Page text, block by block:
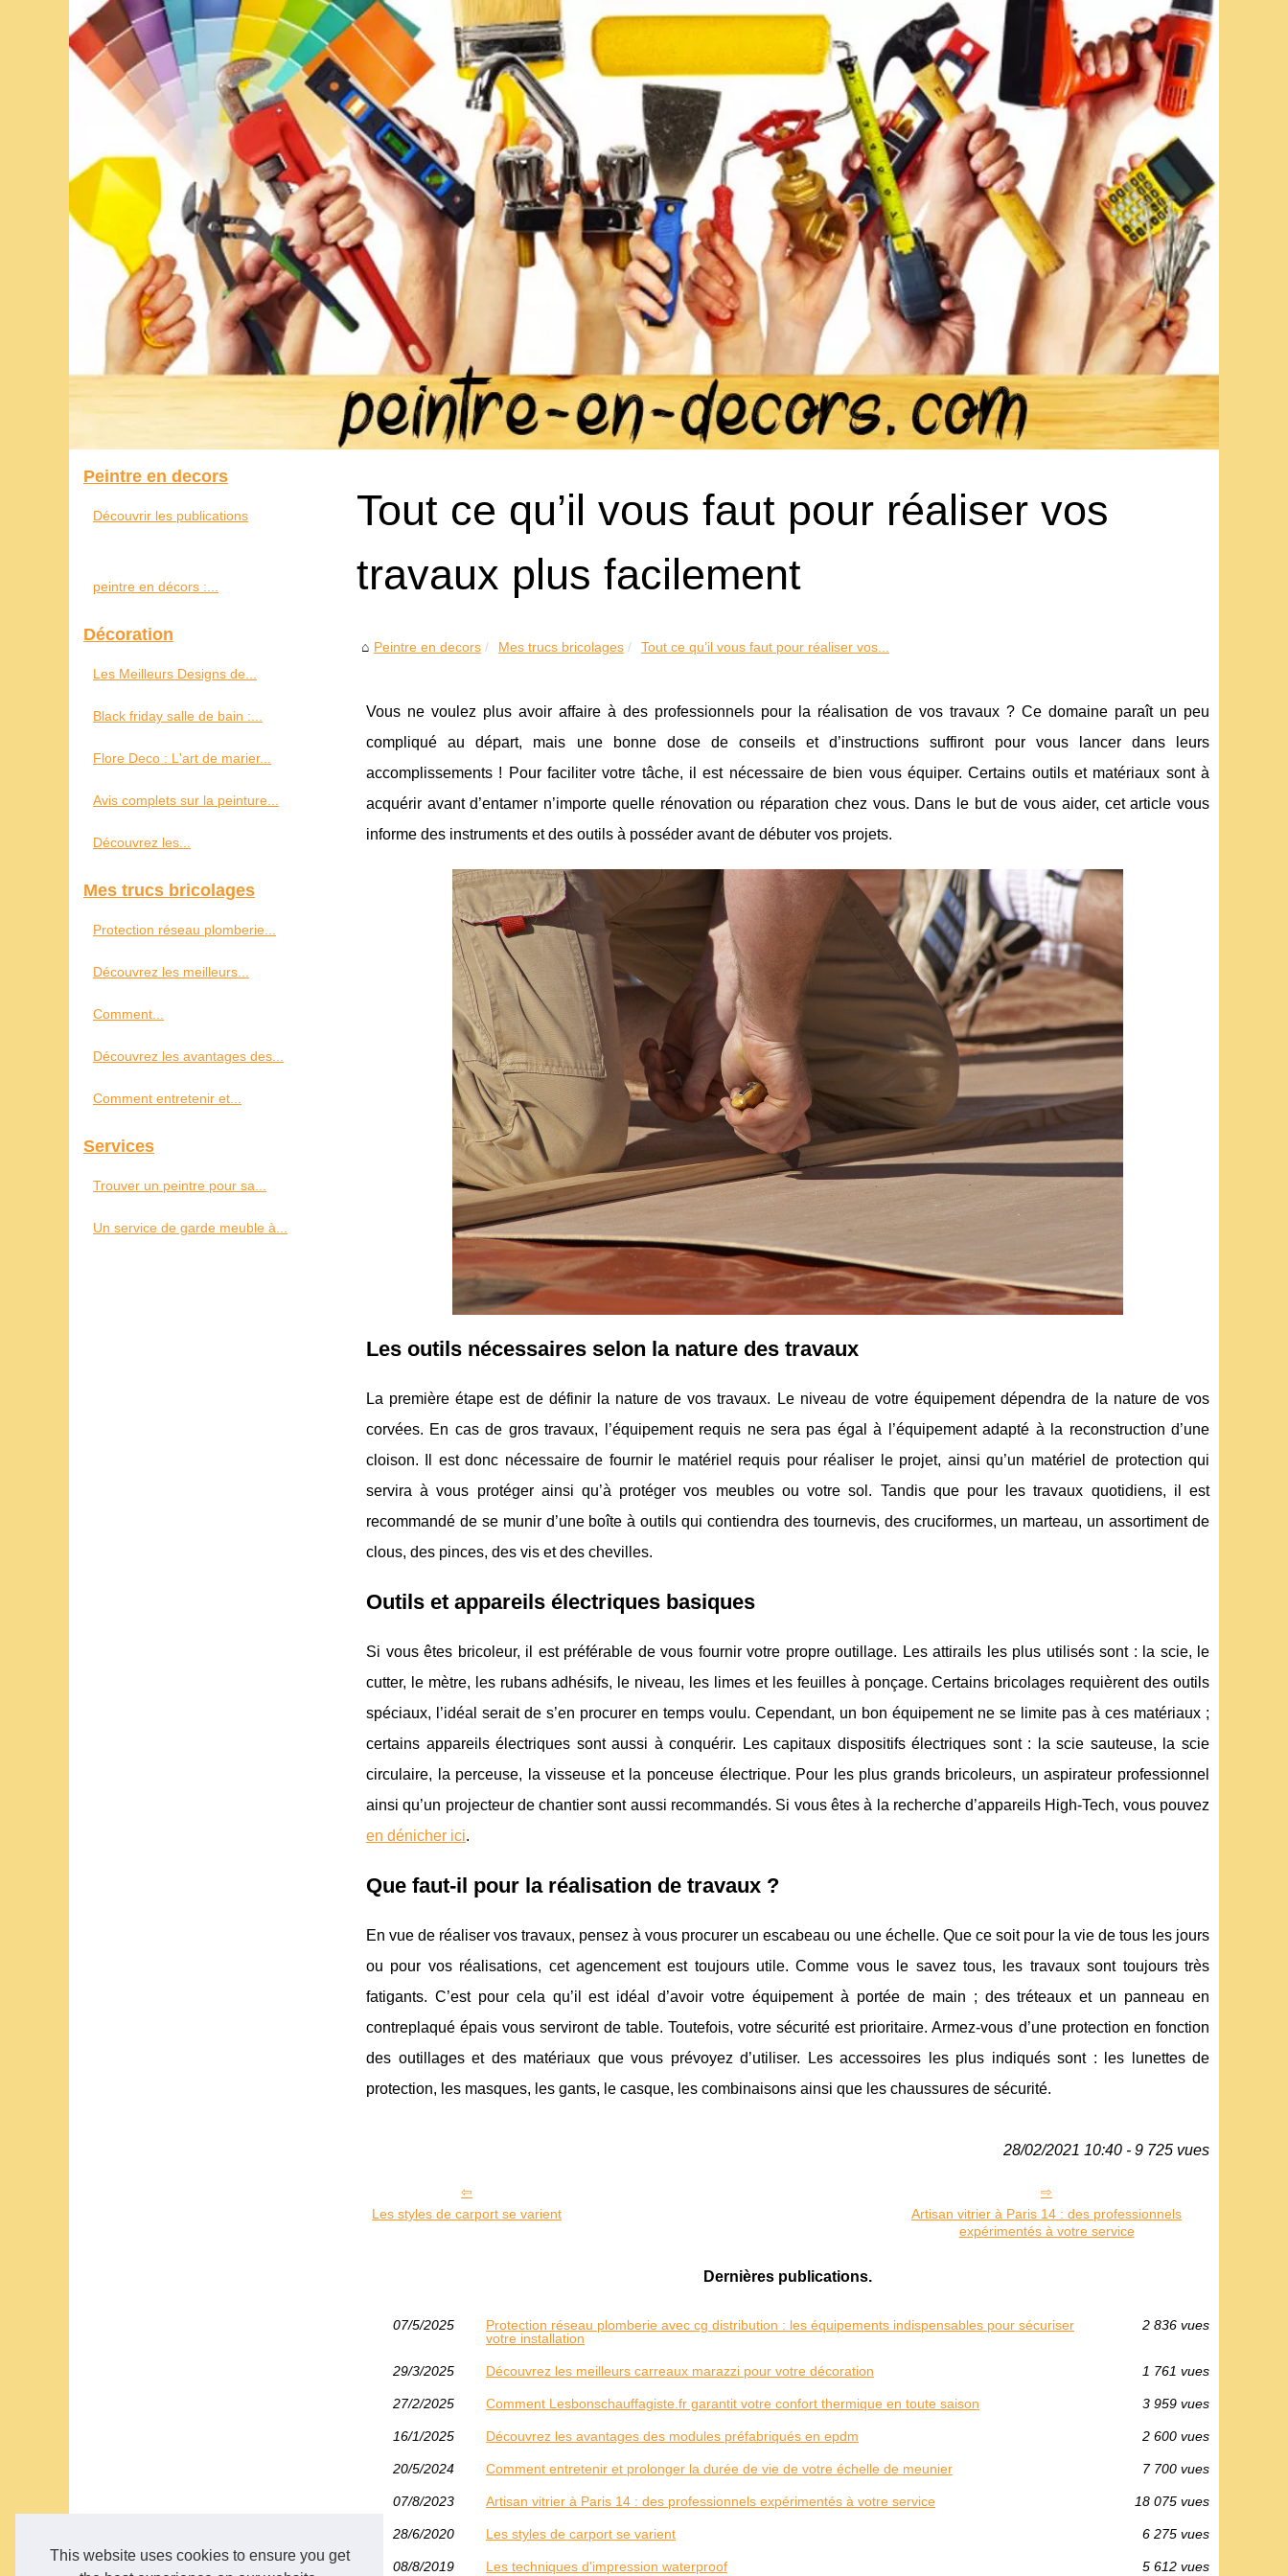
This website uses cookies to ensure you get
Tout ce qu’il vous faut pour réaliser vos
travaux plus facilement
Peintre en decors Mes trucs bricolages Tout ce qu’il vous faut pour réaliser vos...
Vous ne voulez plus avoir affaire à des professionnels pour la réalisation de vos travaux ? Ce domaine paraît un peu
compliqué au départ, mais une bonne dose de conseils et d’instructions suffiront pour vous lancer dans leurs
accomplissements ! Pour faciliter votre tâche, il est nécessaire de bien vous équiper. Certains outils et matériaux sont à
acquérir avant d’entamer n’importe quelle rénovation ou réparation chez vous. Dans le but de vous aider, cet article vous
informe des instruments et des outils à posséder avant de débuter vos projets.
Les outils nécessaires selon la nature des travaux
La première étape est de définir la nature de vos travaux. Le niveau de votre équipement dépendra de la nature de vos
corvées. En cas de gros travaux, l’équipement requis ne sera pas égal à l’équipement adapté à la reconstruction d’une
cloison. Il est donc nécessaire de fournir le matériel requis pour réaliser le projet, ainsi qu’un matériel de protection qui
servira à vous protéger ainsi qu’à protéger vos meubles ou votre sol. Tandis que pour les travaux quotidiens, il est
recommandé de se munir d’une boîte à outils qui contiendra des tournevis, des cruciformes, un marteau, un assortiment de
clous, des pinces, des vis et des chevilles.
Outils et appareils électriques basiques
Si vous êtes bricoleur, il est préférable de vous fournir votre propre outillage. Les attirails les plus utilisés sont : la scie, le
cutter, le mètre, les rubans adhésifs, le niveau, les limes et les feuilles à ponçage. Certains bricolages requièrent des outils
spéciaux, l’idéal serait de s’en procurer en temps voulu. Cependant, un bon équipement ne se limite pas à ces matériaux ;
certains appareils électriques sont aussi à conquérir. Les capitaux dispositifs électriques sont : la scie sauteuse, la scie
circulaire, la perceuse, la visseuse et la ponceuse électrique. Pour les plus grands bricoleurs, un aspirateur professionnel
ainsi qu’un projecteur de chantier sont aussi recommandés. Si vous êtes à la recherche d’appareils High-Tech, vous pouvez
en dénicher ici.
Que faut-il pour la réalisation de travaux ?
En vue de réaliser vos travaux, pensez à vous procurer un escabeau ou une échelle. Que ce soit pour la vie de tous les jours
ou pour vos réalisations, cet agencement est toujours utile. Comme vous le savez tous, les travaux sont toujours très
fatigants. C’est pour cela qu’il est idéal d’avoir votre équipement à portée de main ; des tréteaux et un panneau en
contreplaqué épais vous serviront de table. Toutefois, votre sécurité est prioritaire. Armez-vous d’une protection en fonction
des outillages et des matériaux que vous prévoyez d’utiliser. Les accessoires les plus indiqués sont : les lunettes de
protection, les masques, les gants, le casque, les combinaisons ainsi que les chaussures de sécurité.
28/02/2021 10:40 - 9 725 vues
Les styles de carport se varient
Artisan vitrier à Paris 14 : des professionnels
expérimentés à votre service
Dernières publications.
07/5/2025
Protection réseau plomberie avec cg distribution : les équipements indispensables pour sécuriser
votre installation
2 836 vues
29/3/2025 Découvrez les meilleurs carreaux marazzi pour votre décoration 1 761 vues
27/2/2025 Comment Lesbonschauffagiste.fr garantit votre confort thermique en toute saison 3 959 vues
16/1/2025 Découvrez les avantages des modules préfabriqués en epdm 2 600 vues
20/5/2024 Comment entretenir et prolonger la durée de vie de votre échelle de meunier 7 700 vues
07/8/2023 Artisan vitrier à Paris 14 : des professionnels expérimentés à votre service 18 075 vues
28/6/2020 Les styles de carport se varient 6 275 vues
08/8/2019 Les techniques d'impression waterproof 5 612 vues
Peintre en decors
Découvrir les publications
peintre en décors :...
Décoration
Les Meilleurs Designs de...
Black friday salle de bain :...
Flore Deco : L'art de marier...
Avis complets sur la peinture...
Découvrez les...
Mes trucs bricolages
Protection réseau plomberie...
Découvrez les meilleurs...
Comment...
Découvrez les avantages des...
Comment entretenir et...
Services
Trouver un peintre pour sa...
Un service de garde meuble à...